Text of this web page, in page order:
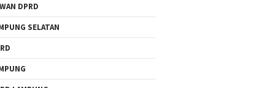
DPRD
SELATAN